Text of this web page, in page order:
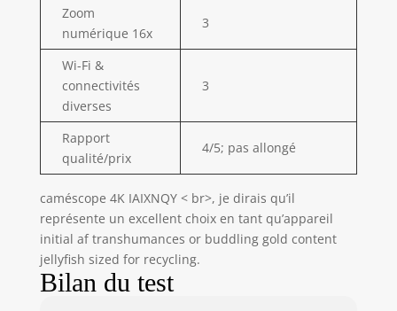
trépied,
télécommande,
inclus est disponible
et espagnol. Pour
obtenir le manuel
dans d’autres
langues, veuillez
nous contacter ou
scanner le QR code
sur l’emballage pour
télécharger la
version
Zoom
numérique 16x
3
Wi-Fi &
connectivités
diverses
3
Rapport
qualité/prix
4/5; pas allongé
caméscope 4K IAIXNQY < br>, je dirais qu’il
représente un excellent choix en tant qu’appareil
initial af transhumances or buddling gold content
jellyfish sized for recycling.
Bilan du test